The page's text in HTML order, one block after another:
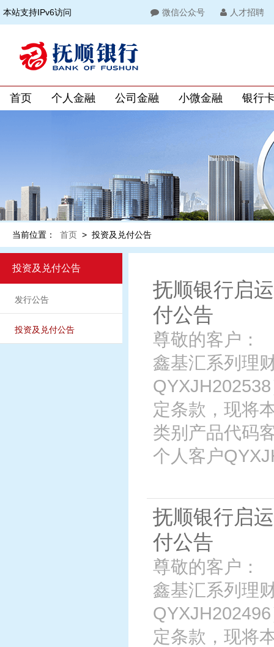
本站支持IPv6访问 微信公众号 人才招聘
首页 个人金融 公司金融 小微金融 银行
当前位置： 首页 > 投资及兑付公告
投资及兑付公告
发行公告
投资及兑付公告
抚顺银行启
付公告
尊敬的客户：
鑫基汇系列理
定条款，现将
类别产品代码
个人客户
抚顺银行启
付公告
尊敬的客户：
鑫基汇系列理
定条款，现将